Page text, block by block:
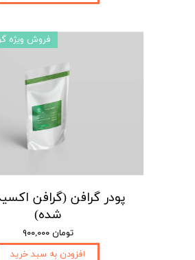
پودر گرافن (گرافن
شده)
۹۰۰,۰۰۰ تومان
افزودن به سبد خرید
فروش ویژه